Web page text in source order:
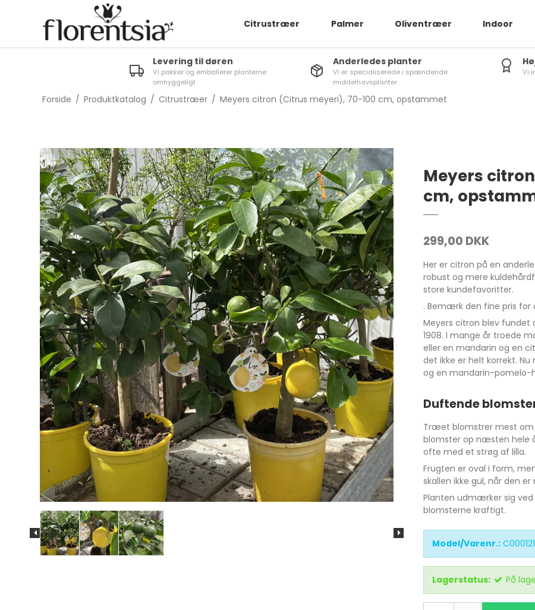
Citrustræer Palmer Oliventræer Indoor
Levering til døren
Vi pakker og emballerer planterne
omhyggeligt
Anderledes planter
Vi er specialiserede i spændende
middelhavsplanter
Vi
Forside / Produktkatalog / Citrustræer / Meyers citron (Citrus meyeri), 70-100 cm, opstammet
Meyers
cm,
299,00 DKK
Her er citron på en
robust og mere
store kundefavoritter.
. Bemærk den fine pris for
Meyers citron blev fundet
1908. I mange år troede
eller en mandarin og en
det ikke er helt korrekt.
og en mandarin-pomelo-
Duftende
Træet blomstrer mest
blomster op næsten hele
ofte med et strøg af lilla.
Frugten er oval i form,
skallen ikke gul, når den
Planten udmærker sig
blomsterne kraftigt.
Model/Varenr.: C000121
Lagerstatus: På